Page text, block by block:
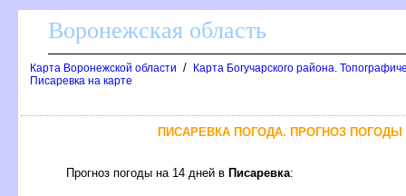
оронежская область
Карта Воронежской области /
Карта Богучарского района.
Писаревка на карте
ПИСАРЕВКА ПОГОДА. ПРОГНОЗ
Прогноз погоды на 14 дней Писаревка: